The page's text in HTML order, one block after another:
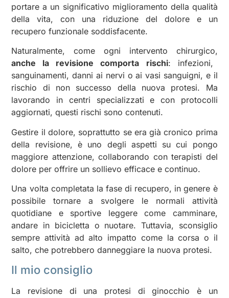
portare a un significativo miglioramento della qualità
della vita, con una riduzione del dolore e un
recupero funzionale soddisfacente.
Naturalmente, come ogni intervento chirurgico,
anche la revisione comporta rischi: infezioni,
sanguinamenti, danni ai nervi o ai vasi sanguigni, e il
rischio di non successo della nuova protesi. Ma
lavorando in centri specializzati e con protocolli
aggiornati, questi rischi sono contenuti.
Gestire il dolore, soprattutto se era già cronico prima
della revisione, è uno degli aspetti su cui pongo
maggiore attenzione, collaborando con terapisti del
dolore per offrire un sollievo efficace e continuo.
Una volta completata la fase di recupero, in genere è
possibile tornare a svolgere le normali attività
quotidiane e sportive leggere come camminare,
andare in bicicletta o nuotare. Tuttavia, sconsiglio
sempre attività ad alto impatto come la corsa o il
salto, che potrebbero danneggiare la nuova protesi.
Il mio consiglio
La revisione di una protesi di ginocchio è un